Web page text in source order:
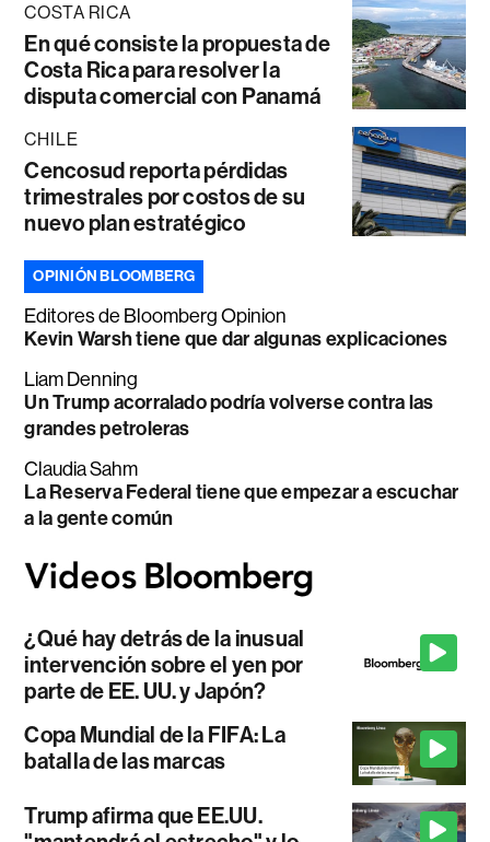
COSTA RICA
En qué consiste la propuesta de
Costa Rica para resolver la
disputa comercial con Panamá
CHILE
Cencosud reporta pérdidas
trimestrales por costos de su
nuevo plan estratégico
OPINIÓN BLOOMBERG
Editores de Bloomberg Opinion
Kevin Warsh tiene que dar algunas explicaciones
Liam Denning
Un Trump acorralado podría volverse contra las
grandes petroleras
Claudia Sahm
La Reserva Federal tiene que empezar a escuchar
a la gente común
¿Qué hay detrás de la inusual
intervención sobre el yen por
parte de EE. UU. y Japón?
Copa Mundial de la FIFA: La
batalla de las marcas
Trump afirma que EE.UU.